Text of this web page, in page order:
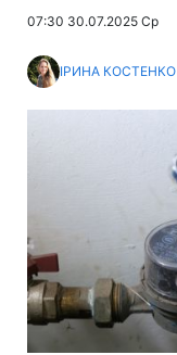
07:30 30.07.2025 Ср
ІРИНА КОСТЕНКО